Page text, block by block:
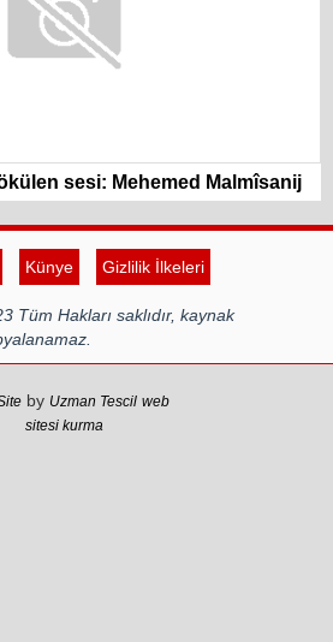
sesi: Mehemed Malmîsanij
Künye Gizlilik İlkeleri
Tüm Hakları saklıdır, kaynak
by Uzman Tescil web
sitesi kurma